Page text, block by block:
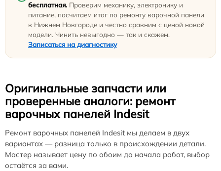
бесплатная. Проверим механику, электронику и
питание, посчитаем итог по ремонту варочной панели
в Нижнем Новгороде и честно сравним с ценой новой
модели. Чинить невыгодно — так и скажем.
Записаться на диагностику
Оригинальные запчасти или
проверенные аналоги: ремонт
варочных панелей Indesit
Ремонт варочных панелей Indesit мы делаем в двух
вариантах — разница только в происхождении детали.
Мастер называет цену по обоим до начала работ, выбор
остаётся за вами.